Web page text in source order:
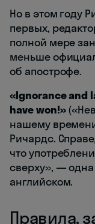
Но в этом году
первых,
полной мере
меньше
об апострофе.
«Ignorance and
have won!»
нашему
Ричардс.
что
сверху», —
английском.
Правила,